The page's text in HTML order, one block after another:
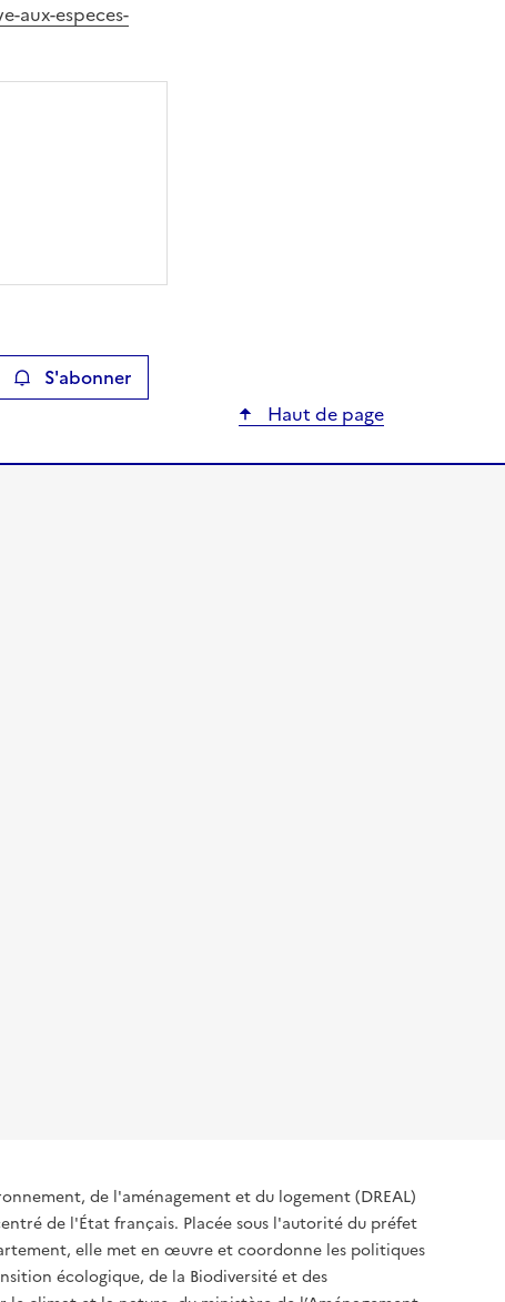
aux-especes-
S'abonner
Haut de page
de l'aménagement et du logement (DREAL)
de l'État français. Placée sous l'autorité du préfet
elle met en œuvre et coordonne les politiques
écologique, de la Biodiversité et des